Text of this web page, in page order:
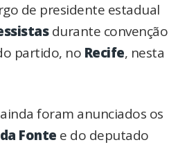
de presidente estadual
durante convenção
partido, no Recife, nesta
foram anunciados os
da Fonte e do deputado